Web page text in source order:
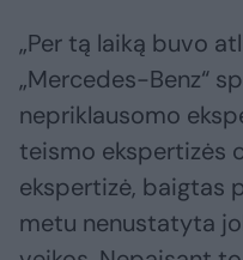
„Per tą laiką buvo
„Mercedes-Benz“
nepriklausomo
teismo ekspertizės
ekspertizė, baigtas
metu nenustatyta